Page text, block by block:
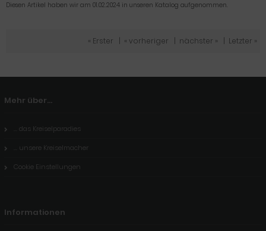
Diesen Artikel haben wir am 01.02.2024 in unseren Katalog aufgenommen.
« Erster « vorheriger nächster » Letzter »
Mehr über...
... das Kreiselparadies
... unsere Kreiselmacher
Cookie Einstellungen
Informationen